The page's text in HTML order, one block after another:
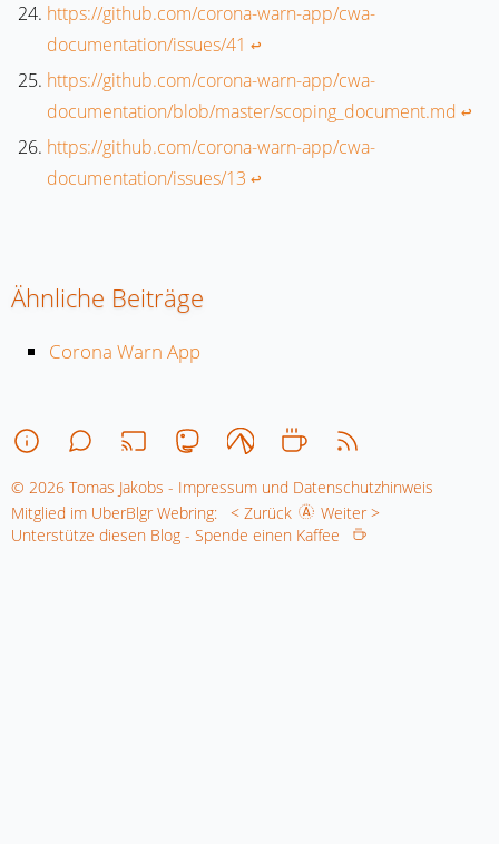
https://github.com/corona-warn-app/cwa-
documentation/issues/41 ↩︎
https://github.com/corona-warn-app/cwa-
documentation/blob/master/scoping_document.md ↩︎
https://github.com/corona-warn-app/cwa-
documentation/issues/13 ↩︎
Ähnliche Beiträge
Corona Warn App
© 2026 Tomas Jakobs - Impressum und Datenschutzhinweis
Mitglied im UberBlgr Webring:
< Zurück
Weiter >
Unterstütze diesen Blog - Spende einen Kaffee